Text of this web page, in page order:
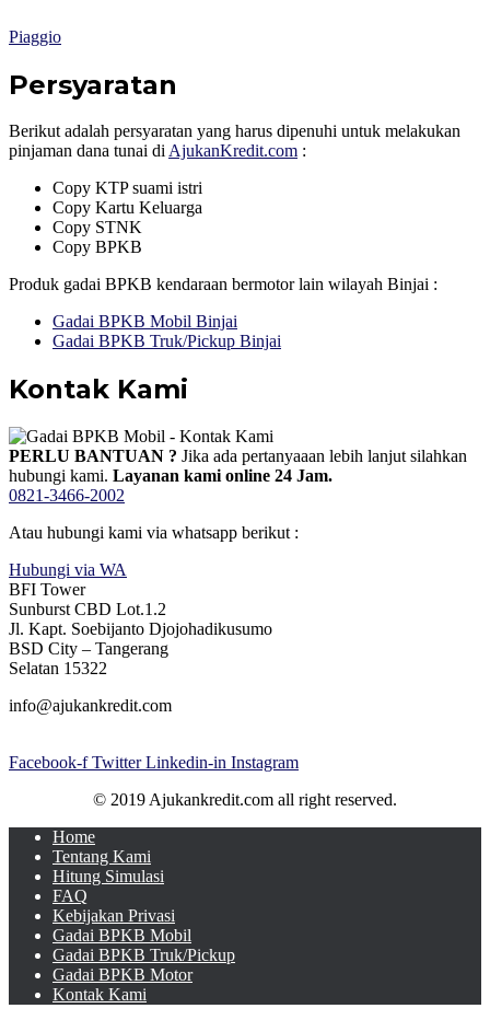
Piaggio
Persyaratan
Berikut adalah persyaratan yang harus dipenuhi untuk melakukan
pinjaman dana tunai diAjukanKredit.com :
Copy KTP suami istri
Copy Kartu Keluarga
Copy STNK
Copy BPKB
Produk gadai BPKB kendaraan bermotor lain wilayah Binjai :
Gadai BPKB Mobil Binjai
Gadai BPKB Truk/Pickup Binjai
Kontak Kami
PERLU BANTUAN ? Jika ada pertanyaaan lebih lanjut silahkan
hubungi kami. Layanan kami online 24 Jam.
0821-3466-2002
Atau hubungi kami via whatsapp berikut :
Hubungi via WA
BFI Tower
Sunburst CBD Lot.1.2
Jl. Kapt. Soebijanto Djojohadikusumo
BSD City – Tangerang
Selatan 15322
info@ajukankredit.com
Facebook-f Twitter Linkedin-in Instagram
© 2019 Ajukankredit.com all right reserved.
Home
Tentang Kami
Hitung Simulasi
FAQ
Kebijakan Privasi
Gadai BPKB Mobil
Gadai BPKB Truk/Pickup
Gadai BPKB Motor
Kontak Kami